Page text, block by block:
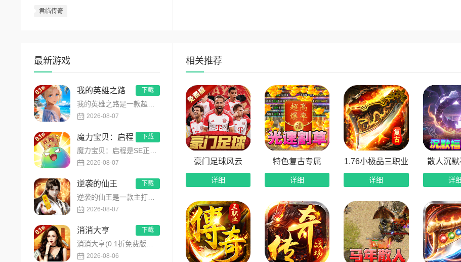
君临传奇
4、每日上线救济补贴：内置专属每日救济系统，上线即可领取海量资源
5、每日签到海量奖励：每日登录签到即可领取丰富道具资源，日常福
6、多重充值福利不停：日充、累充、连充多重活动常驻，超多专属豪
7、首爆装备超高保值：个人首爆、全区首爆奖励全覆盖，装备爆率给
最新游戏
我的英雄之路
我的英雄之路是一款超人气动漫正版改编的0.1折高福利卡牌策略手游，以经典进击主题世界观为核心，高度还原原作剧...
2026-08-07
下载
魔力宝贝：启程
魔力宝贝：启程是SE正版授权放置回合卡牌RPG手游，复刻法兰王国经典剧情与Q版画风！融合离线挂机、自由转职、...
2026-08-07
下载
逆袭的仙王
逆袭的仙王是一款主打沉浸式剧情的东方仙侠多人角色扮演手游，打破传统凡人逆袭的老旧叙事，打造独树一帜的仙王回归...
2026-08-07
下载
消消大亨
消消大亨(0.1折免费版送6480)是一款现代商战题材模拟经营养成手游，创新建筑合成升级玩法，不肝不氪！玩家...
2026-08-06
下载
相关推荐
豪门足球风云
详细
特色复古专属
详细
1.76小极品三职业
详细
散人沉
详细